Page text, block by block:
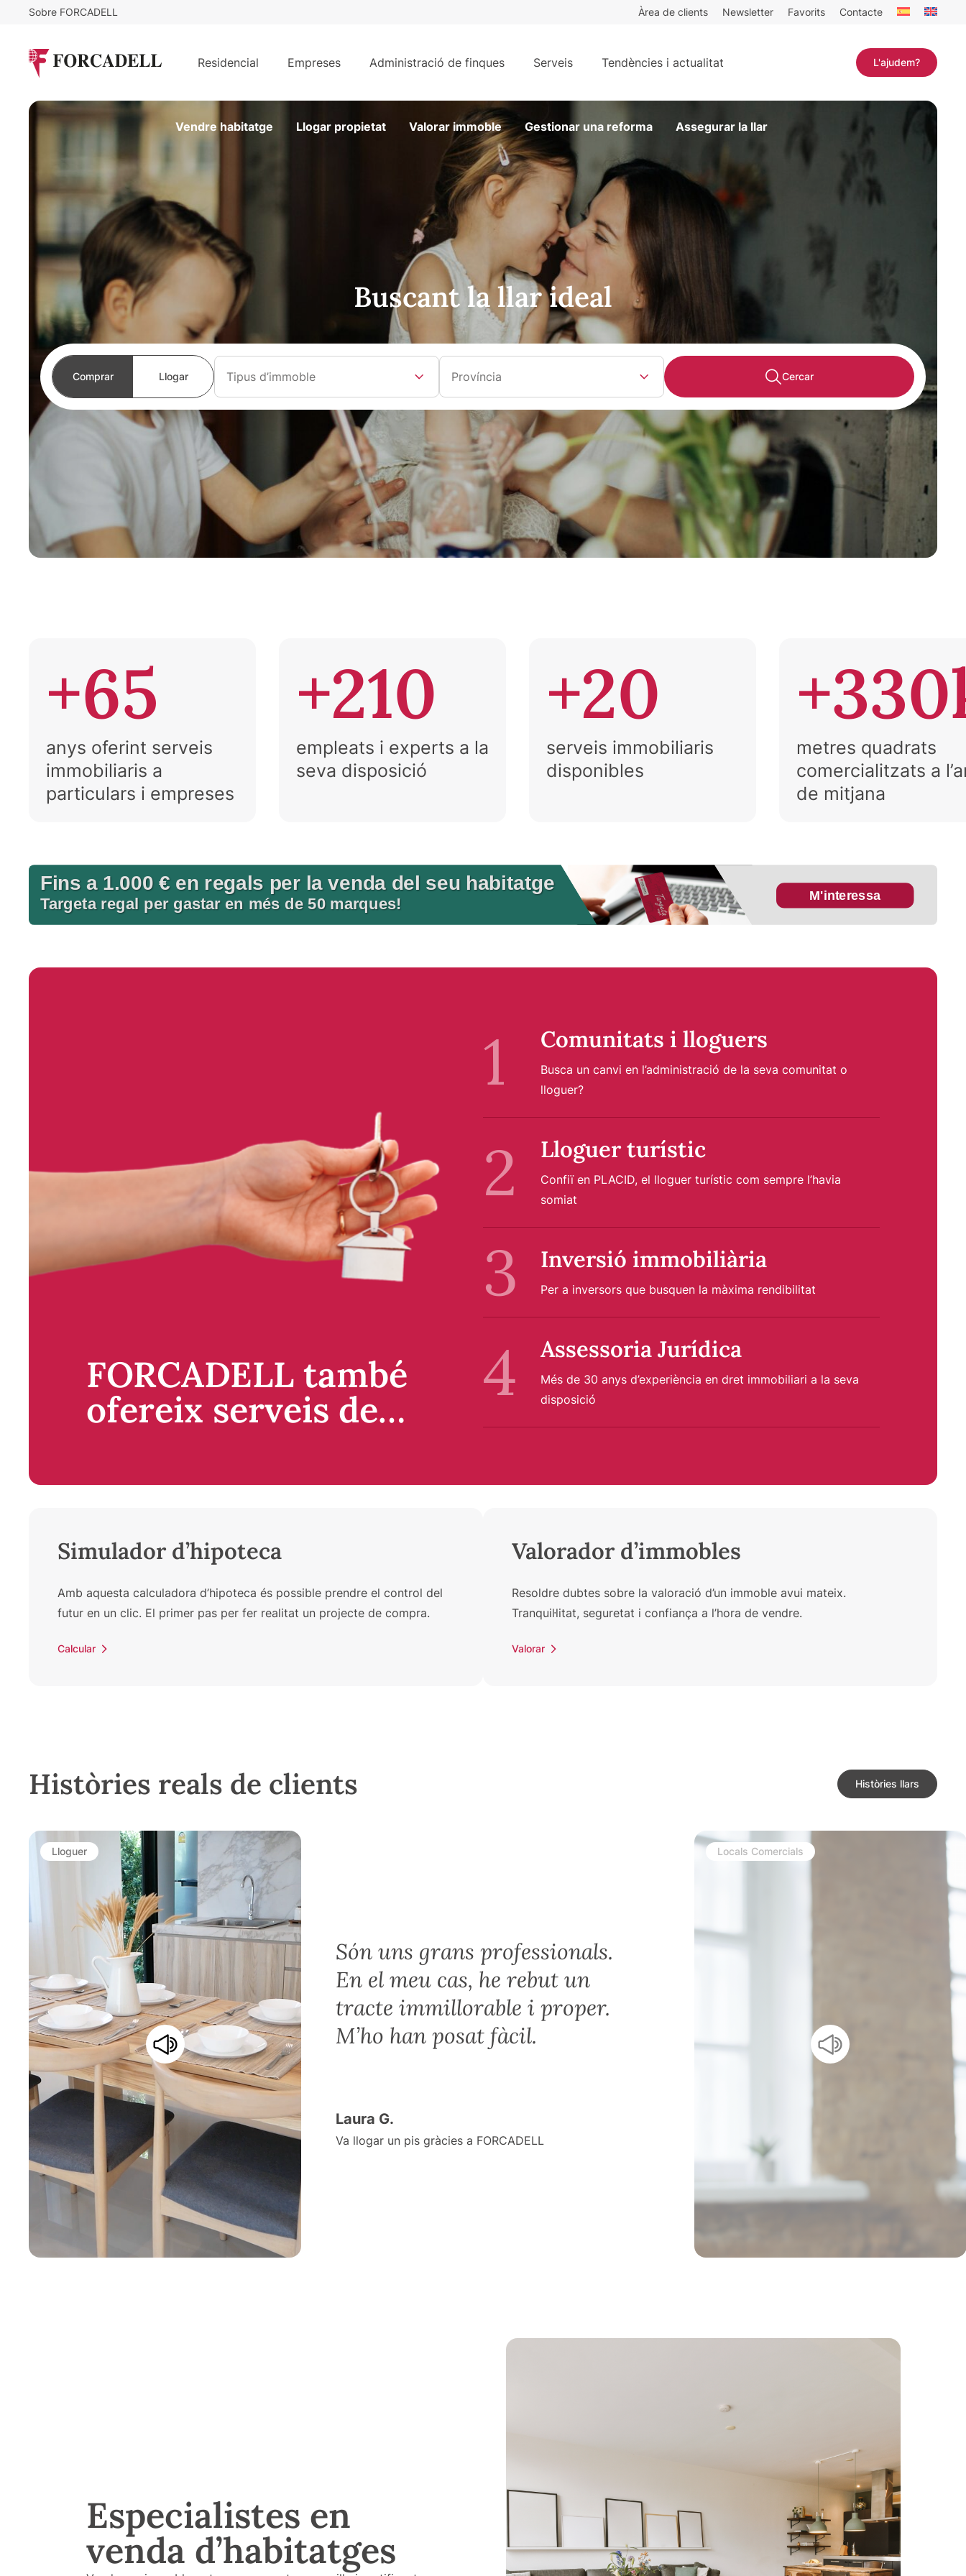
Sobre FORCADELL Àrea de clients Newsletter Favorits Contacte
Residencial Empreses Administració de finques Serveis Tendències i actualitat L'ajudem?
Vendre habitatge Llogar propietat Valorar immoble Gestionar una reforma Assegurar la llar
Buscant la llar ideal
Comprar Llogar Tipus d’immoble Província Cercar
+65
anys oferint serveis
immobiliaris a
particulars i empreses
+210
empleats i experts a la
seva disposició
+20
serveis immobiliaris
disponibles
metres quadrats
comercialitzats a
de mitjana
FORCADELL també
ofereix serveis de…
Comunitats i lloguers
Busca un canvi en l’administració de la seva comunitat o
lloguer?
Lloguer turístic
Confiï en PLACID, el lloguer turístic com sempre l’havia
somiat
Inversió immobiliària
Per a inversors que busquen la màxima rendibilitat
Assessoria Jurídica
Més de 30 anys d’experiència en dret immobiliari a la seva
disposició
Simulador d’hipoteca
Amb aquesta calculadora d’hipoteca és possible prendre el control del
futur en un clic. El primer pas per fer realitat un projecte de compra.
Calcular
Valorador d’immobles
Resoldre dubtes sobre la valoració d’un immoble avui mateix.
Tranquil·litat, seguretat i confiança a l’hora de vendre.
Valorar
Històries reals de clients Històries llars
Lloguer
Són uns grans professionals.
En el meu cas, he rebut un
tracte immillorable i proper.
M’ho han posat fàcil.
Laura G.
Va llogar un pis gràcies a FORCADELL
Locals Comercials
Especialistes en
venda d’habitatges